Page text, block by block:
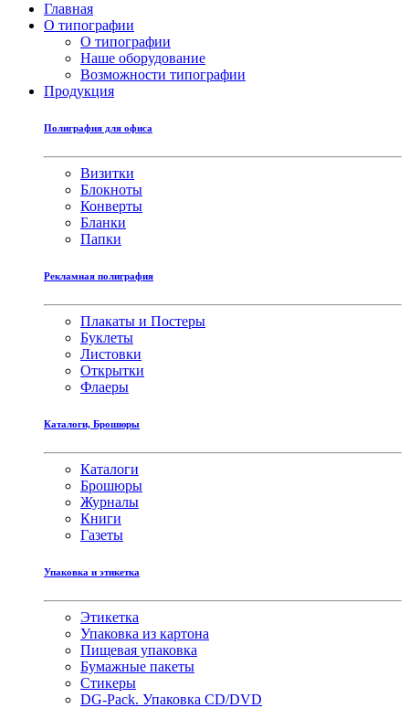
Главная
О типографии
О типографии
Наше оборудование
Возможности типографии
Продукция
Полиграфия для офиса
Визитки
Блокноты
Конверты
Бланки
Папки
Рекламная полиграфия
Плакаты и Постеры
Буклеты
Листовки
Открытки
Флаеры
Каталоги, Брошюры
Каталоги
Брошюры
Журналы
Книги
Газеты
Упаковка и этикетка
Этикетка
Упаковка из картона
Пищевая упаковка
Бумажные пакеты
Стикеры
DG-Pack. Упаковка CD/DVD